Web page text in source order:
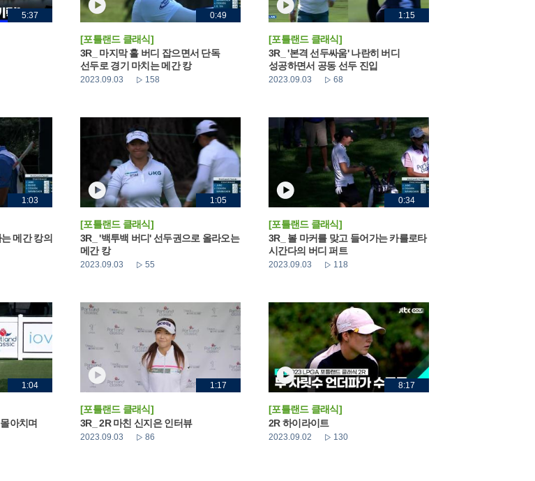
5:37 0:49
[포틀랜드 클래식]
3R_ 마지막 홀 버디 잡으면서 단독
선두로 경기 마치는 메간 캉
2023.09.03 158
1:15
[포틀랜드 클래식]
3R_ '본격 선두싸움' 나란히 버디
성공하면서 공동 선두 진입
2023.09.03 68
1:03
메간 캉의
1:05
[포틀랜드 클래식]
3R_ '백투백 버디' 선두권으로 올라오는
메간 캉
2023.09.03 55
0:34
[포틀랜드 클래식]
3R_ 볼 마커를 맞고 들어가는 카를로타
시간다의 버디 퍼트
2023.09.03 118
1:04
아치며
1:17
[포틀랜드 클래식]
3R_ 2R 마친 신지은 인터뷰
2023.09.03 86
8:17
[포틀랜드 클래식]
2R 하이라이트
2023.09.02 130